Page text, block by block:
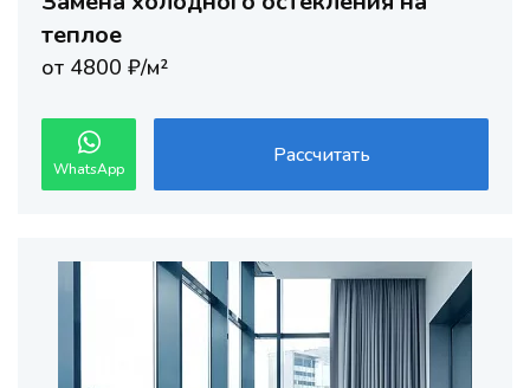
теплое
от 4800 ₽/м²
WhatsApp
Рассчитать